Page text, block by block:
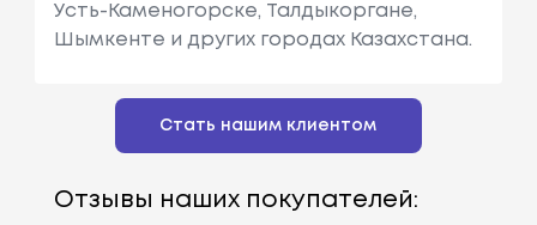
Усть-Каменогорске, Талдыкоргане,
Шымкенте и других городах Казахстана.
Стать нашим клиентом
Отзывы наших покупателей: